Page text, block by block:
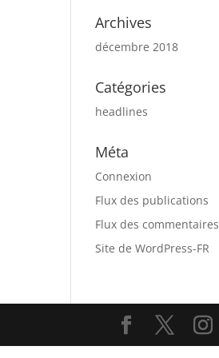
Archives
décembre 2018
Catégories
headlines
Méta
Connexion
Flux des publications
Flux des commentaires
Site de WordPress-FR